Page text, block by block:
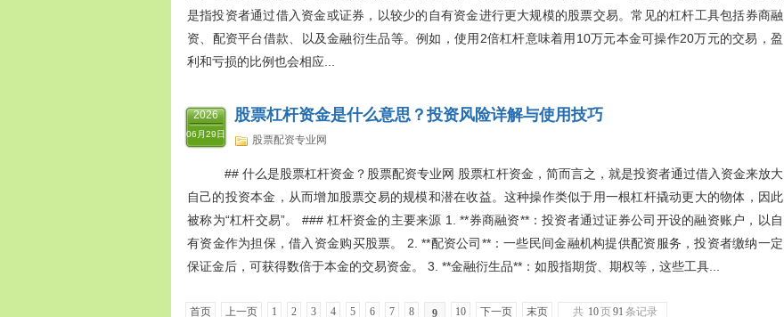
是指投资者通过借入资金或证券，以较少的自有资金进行更大规模的股票交易。常见的杠杆工具包括券商融
资、配资平台借款、以及金融衍生品等。例如，使用2倍杠杆意味着用10万元本金可操作20万元的交易，盈
利和亏损的比例也会相应...
2026
06月29日
股票杠杆资金是什么意思？投资风险详解与使用技巧
股票配资专业网
## 什么是股票杠杆资金？股票配资专业网 股票杠杆资金，简而言之，就是投资者通过借入资金来放大
自己的投资本金，从而增加股票交易的规模和潜在收益。这种操作类似于用一根杠杆撬动更大的物体，因此
被称为“杠杆交易”。 ### 杠杆资金的主要来源 1. **券商融资**：投资者通过证券公司开设的融资账户，以自
有资金作为担保，借入资金购买股票。 2. **配资公司**：一些民间金融机构提供配资服务，投资者缴纳一定
保证金后，可获得数倍于本金的交易资金。 3. **金融衍生品**：如股指期货、期权等，这些工具...
首页 上一页 1 2 3 4 5 6 7 8 9 10 下一页 末页 共 10页91 条记录